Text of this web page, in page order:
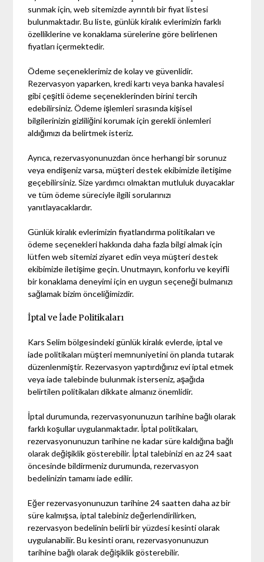
sunmak için, web sitemizde ayrıntılı bir fiyat listesi
bulunmaktadır. Bu liste, günlük kiralık evlerimizin farklı
özelliklerine ve konaklama sürelerine göre belirlenen
fiyatları içermektedir.
Ödeme seçeneklerimiz de kolay ve güvenlidir.
Rezervasyon yaparken, kredi kartı veya banka havalesi
gibi çeşitli ödeme seçeneklerinden birini tercih
edebilirsiniz. Ödeme işlemleri sırasında kişisel
bilgilerinizin gizliliğini korumak için gerekli önlemleri
aldığımızı da belirtmek isteriz.
Ayrıca, rezervasyonunuzdan önce herhangi bir sorunuz
veya endişeniz varsa, müşteri destek ekibimizle iletişime
geçebilirsiniz. Size yardımcı olmaktan mutluluk duyacaklar
ve tüm ödeme süreciyle ilgili sorularınızı
yanıtlayacaklardır.
Günlük kiralık evlerimizin fiyatlandırma politikaları ve
ödeme seçenekleri hakkında daha fazla bilgi almak için
lütfen web sitemizi ziyaret edin veya müşteri destek
ekibimizle iletişime geçin. Unutmayın, konforlu ve keyifli
bir konaklama deneyimi için en uygun seçeneği bulmanızı
sağlamak bizim önceliğimizdir.
İptal ve İade Politikaları
Kars Selim bölgesindeki günlük kiralık evlerde, iptal ve
iade politikaları müşteri memnuniyetini ön planda tutarak
düzenlenmiştir. Rezervasyon yaptırdığınız evi iptal etmek
veya iade talebinde bulunmak isterseniz, aşağıda
belirtilen politikaları dikkate almanız önemlidir.
İptal durumunda, rezervasyonunuzun tarihine bağlı olarak
farklı koşullar uygulanmaktadır. İptal politikaları,
rezervasyonunuzun tarihine ne kadar süre kaldığına bağlı
olarak değişiklik gösterebilir. İptal talebinizi en az 24 saat
öncesinde bildirmeniz durumunda, rezervasyon
bedelinizin tamamı iade edilir.
Eğer rezervasyonunuzun tarihine 24 saatten daha az bir
süre kalmışsa, iptal talebiniz değerlendirilirken,
rezervasyon bedelinin belirli bir yüzdesi kesinti olarak
uygulanabilir. Bu kesinti oranı, rezervasyonunuzun
tarihine bağlı olarak değişiklik gösterebilir.